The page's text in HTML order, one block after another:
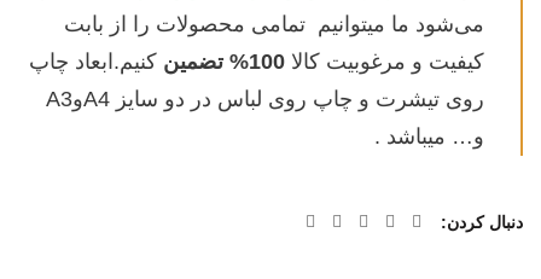
می‌شود ما میتوانیم تمامی محصولات را از بابت
کیفیت و مرغوبیت کالا 100% تضمین
کنیم.ابعاد چاپ
روی تیشرت و چاپ روی لباس در دو سایز A4وA3
و… میباشد .
دنبال کردن